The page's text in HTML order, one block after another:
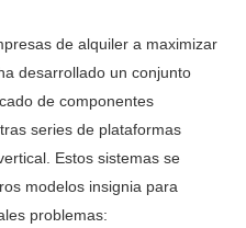
de alquiler a maximizar
desarrollado un conjunto
de componentes
series de plataformas
Estos sistemas se
modelos insignia para
problemas: